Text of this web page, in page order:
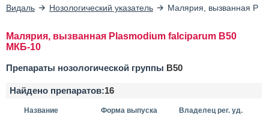
Видаль Нозологический указатель Малярия, вызванная
Малярия, вызванная Plasmodium falciparum B50
МКБ-10
Препараты нозологической группы B50
Найдено препаратов:16
Название Форма выпуска Владелец рег. уд.